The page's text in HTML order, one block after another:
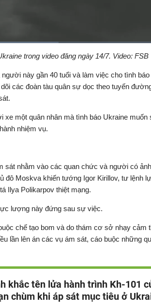
Bật
trong video đăng ngày 14/7. Video: FSB
này gần 40 tuổi và làm việc cho tình
các đoàn tàu quân sự dọc theo tuyến
một quân nhân mà tình báo Ukraine muốn
nhiệm vụ.
sát nhằm vào các quan chức và người có
đô Moskva khiến tướng Igor Kirillov, tư lệnh
Ilya Polikarpov thiệt mạng.
lượng này đứng sau sự việc.
chế tạo bom và do thám cơ sở nhạy cảm
lần lên án các vụ ám sát, cáo buộc những
khắc tên lửa hành trình Kh-101
chùm khi áp sát mục tiêu ở